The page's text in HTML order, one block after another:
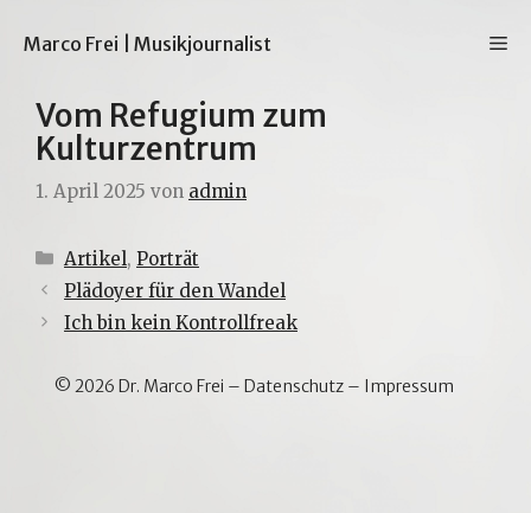
InhaltMarco Frei | Musikjournalist
Vom Refugium zum
Kulturzentrum
1. April 2025 von admin
Kategorien
Artikel, Porträt
Plädoyer für den Wandel
Ich bin kein Kontrollfreak
© 2026 Dr. Marco Frei – Datenschutz– Impressum